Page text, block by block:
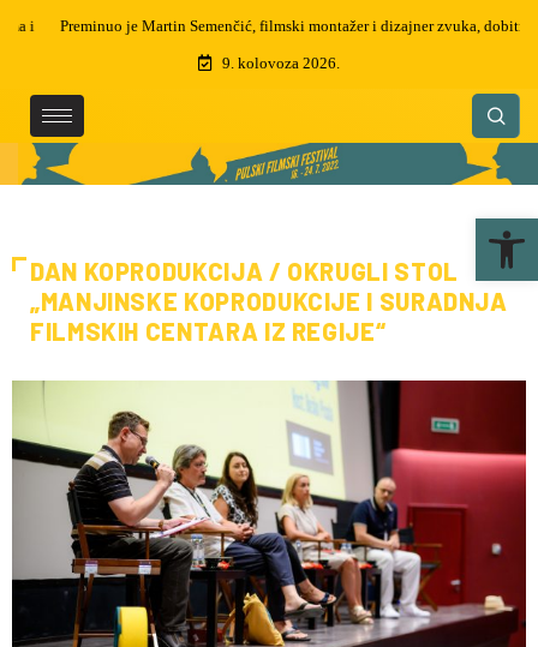
Preminuo je Martin Semenčić, filmski montažer i dizajner zvuka, dobitnik
čak 5 zlatnih arena
9. kolovoza 2026.
DAN KOPRODUKCIJA / OKRUGLI STOL
„MANJINSKE KOPRODUKCIJE I SURADNJA
FILMSKIH CENTARA IZ REGIJE“